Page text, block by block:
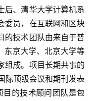
后、清华大学计算机系
委员，在互联网和区块
的技术团队由来自于普
东京大学、北京大学等
组成。项目长期共事的
际顶级会议和期刊发表
的技术顾问团队是包